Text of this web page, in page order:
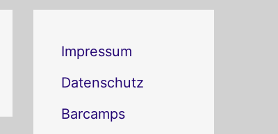
Impressum
Datenschutz
Barcamps
a
t
e